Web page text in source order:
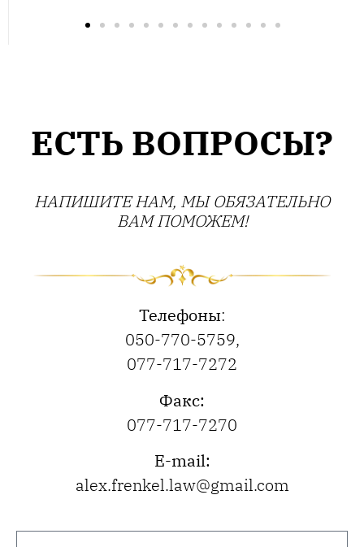
ЕСТЬ ВОПРОСЫ?
НАПИШИТЕ НАМ, МЫ ОБЯЗАТЕЛЬНО
ВАМ ПОМОЖЕМ!
Телефоны:
050-770-5759,
077-717-7272
Факс:
077-717-7270
E-mail:
alex.frenkel.law@gmail.com